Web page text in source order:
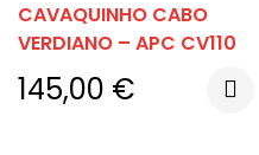
CAVAQUINHO CABO
VERDIANO – APC CV110
145,00 €